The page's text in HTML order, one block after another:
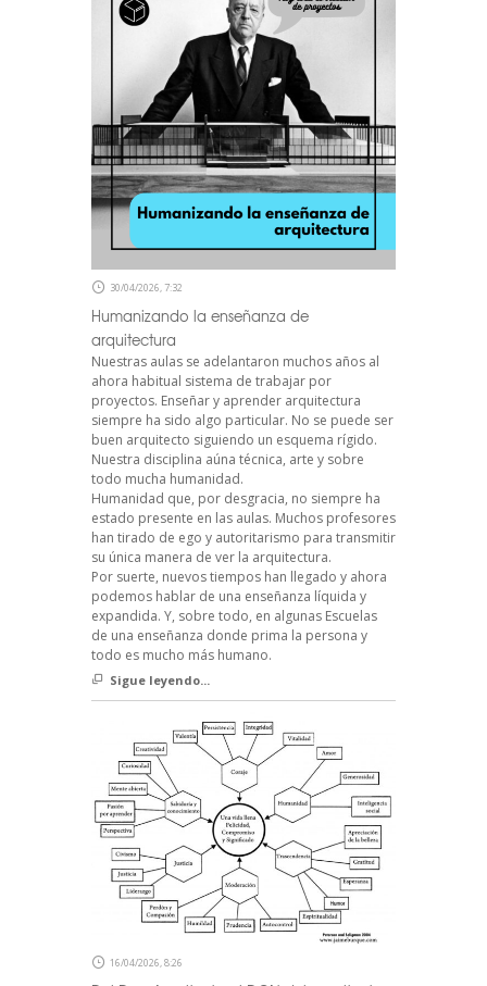
30/04/2026, 7:32
Humanizando la enseñanza de
arquitectura
Nuestras aulas se adelantaron muchos años al
ahora habitual sistema de trabajar por
proyectos. Enseñar y aprender arquitectura
siempre ha sido algo particular. No se puede ser
buen arquitecto siguiendo un esquema rígido.
Nuestra disciplina aúna técnica, arte y sobre
todo mucha humanidad.
Humanidad que, por desgracia, no siempre ha
estado presente en las aulas. Muchos profesores
han tirado de ego y autoritarismo para transmitir
su única manera de ver la arquitectura.
Por suerte, nuevos tiempos han llegado y ahora
podemos hablar de una enseñanza líquida y
expandida. Y, sobre todo, en algunas Escuelas
de una enseñanza donde prima la persona y
todo es mucho más humano.
Sigue leyendo...
16/04/2026, 8:26